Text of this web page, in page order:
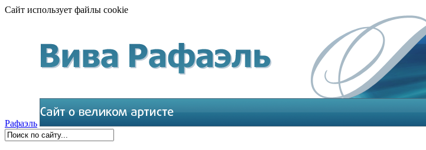
Сайт использует файлы cookie
Рафаэль